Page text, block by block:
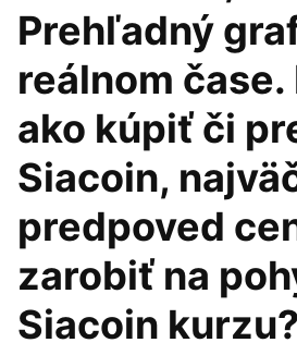
Prehľadný
reálnom čase.
ako kúpiť či
Siacoin,
predpoved
zarobiť na
Siacoin kurzu?